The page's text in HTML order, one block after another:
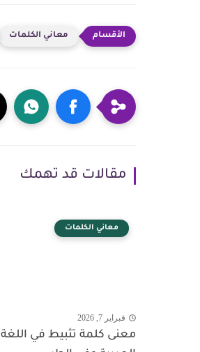
معاني الكلمات
مقالات قد تهمك
معاني الكلمات
فبراير 7, 2026
معنى كلمة تثبيط في اللغة